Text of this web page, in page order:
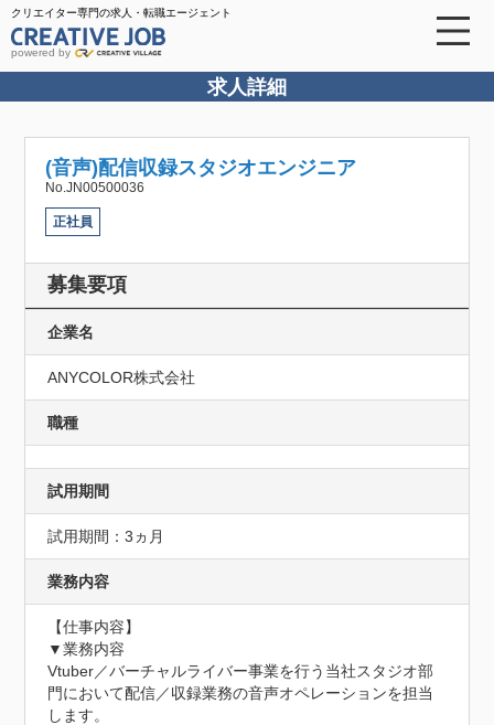
クリエイター専門の求人・転職エージェント
powered by
求人詳細
(音声)配信収録スタジオエンジニア
No.JN00500036
正社員
募集要項
企業名
ANYCOLOR株式会社
職種
試用期間
試用期間：3ヵ月
業務内容
【仕事内容】
▼業務内容
Vtuber／バーチャルライバー事業を行う当社スタジオ部
門において配信／収録業務の音声オペレーションを担当
します。